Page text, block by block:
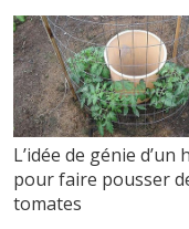
L’idée de génie d’un
pour faire pousser
tomates